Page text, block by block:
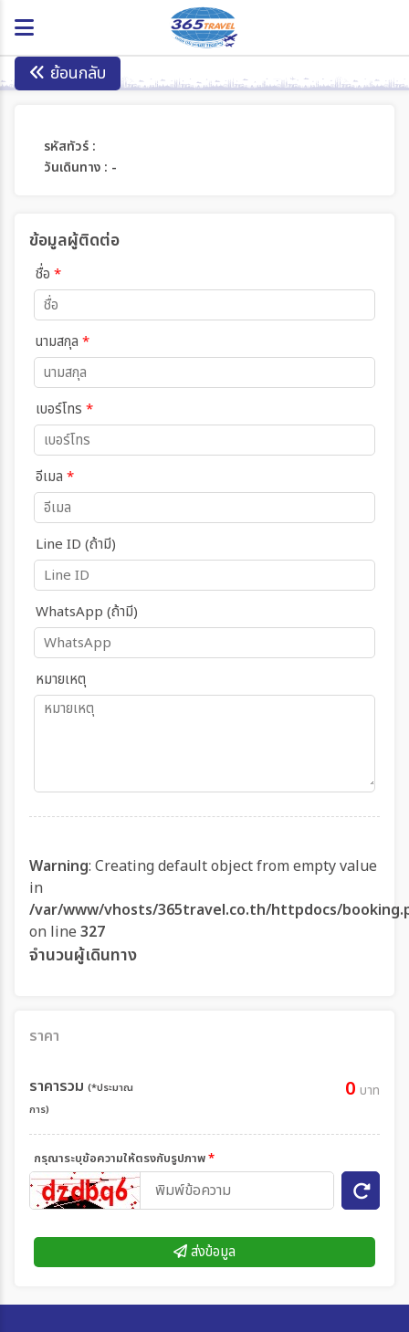
ย้อนกลับ
รหัสทัวร์ :
วันเดินทาง : -
ข้อมูลผู้ติดต่อ
ชื่อ *
นามสกุล *
เบอร์โทร *
อีเมล *
Line ID (ถ้ามี)
WhatsApp (ถ้ามี)
หมายเหตุ
Warning: Creating default object from empty value
in
/var/www/vhosts/365travel.co.th/httpdocs/
on line 327
จำนวนผู้เดินทาง
ราคา
ราคารวม (*ประมาณ
การ)
0 บาท
กรุณาระบุข้อความให้ตรงกับรูปภาพ*
ส่งข้อมูล